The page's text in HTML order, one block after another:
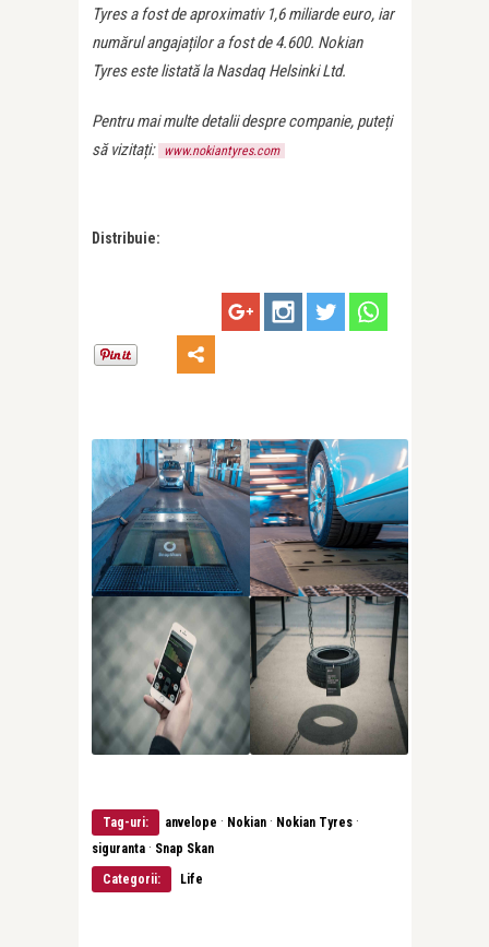
Tyres a fost de aproximativ 1,6 miliarde euro, iar
numărul angajaților a fost de 4.600. Nokian
Tyres este listată la Nasdaq Helsinki Ltd.
Pentru mai multe detalii despre companie, puteți
să vizitați: www.nokiantyres.com
Distribuie:
Tag-uri: anvelope · Nokian · Nokian Tyres ·
siguranta · Snap Skan
Categorii:
Life